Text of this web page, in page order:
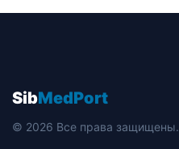
SibMedPort
© 2026 Все права защищены.